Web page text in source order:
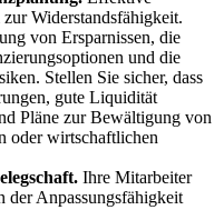
Widerstandsfähigkeit.
von Ersparnissen, die
und die
Stellen Sie sicher, dass
gute Liquidität
Pläne zur Bewältigung von
oder wirtschaftlichen
Ihre Mitarbeiter
der Anpassungsfähigkeit